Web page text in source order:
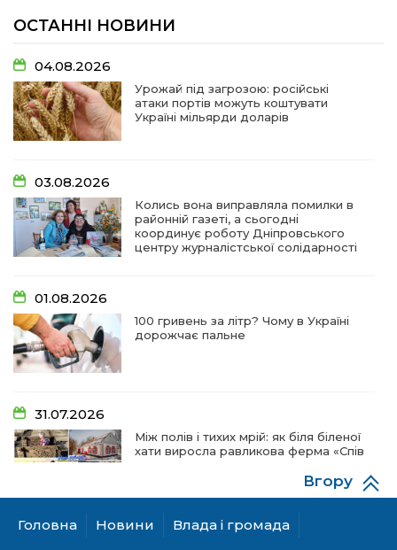
ОСТАННІ НОВИНИ
04.08.2026
Урожай під загрозою: російські
атаки портів можуть коштувати
Україні мільярди доларів
03.08.2026
Колись вона виправляла помилки в
районній газеті, а сьогодні
координує роботу Дніпровського
центру журналістської солідарності
01.08.2026
100 гривень за літр? Чому в Україні
дорожчає пальне
31.07.2026
Між полів і тихих мрій: як біля біленої
хати виросла равликова ферма «Спів
28.07.2026
Головна Новини Влада і громада
Вгору